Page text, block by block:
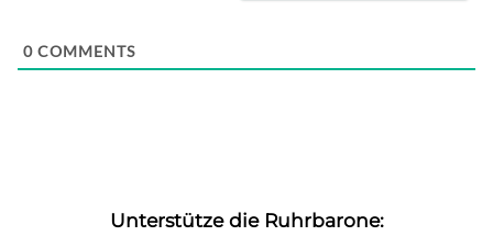
0 COMMENTS
Unterstütze die Ruhrbarone: